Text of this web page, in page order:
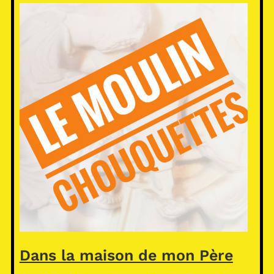
Dans la maison de mon Père